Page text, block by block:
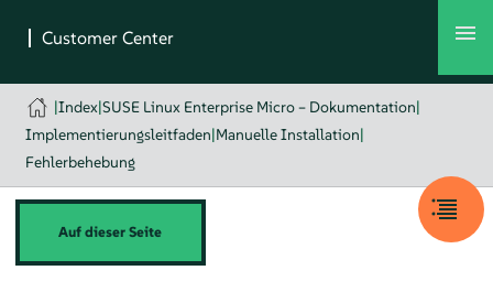
|Index|SUSE Linux Enterprise Micro – Dokumentation|
Implementierungsleitfaden|Manuelle Installation|
Fehlerbehebung
Auf dieser Seite